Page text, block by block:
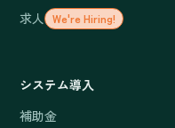
求人 We're Hiring!
システム導入
補助金